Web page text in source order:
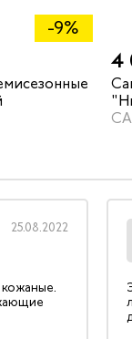
-9%
4
25.08.2022